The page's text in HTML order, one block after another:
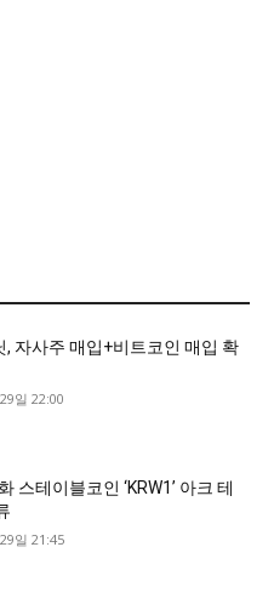
, 자사주 매입+비트코인 매입 확
일 22:00
스테이블코인 ‘KRW1’ 아크 테
일 21:45